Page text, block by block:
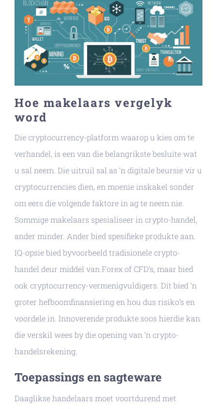
Hoe makelaars vergelyk
word
Die cryptocurrency-platform waarop u kies om te
verhandel, is een van die belangrikste besluite wat
u sal neem. Die uitruil sal as ‘n digitale beursie vir u
cryptocurrencies dien, en moenie inskakel sonder
om eers die volgende faktore in ag te neem nie.
Sommige makelaars spesialiseer in crypto-handel,
ander minder. Ander bied spesifieke produkte aan.
IQ-opsie bied byvoorbeeld tradisionele crypto-
handel deur middel van Forex of CFD’s, maar bied
ook cryptocurrency-vermenigvuldigers. Dit bied ‘n
groter hefboomfinansiering en hou dus risiko’s en
voordele in. Innoverende produkte soos hierdie kan
die verskil wees by die opening van ‘n crypto-
handelsrekening.
Toepassings en sagteware
Daaglikse handelaars moet voortdurend met